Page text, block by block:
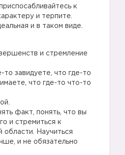
к
и терпите.
и в таком виде.
и стремление
то завидуете, что где-то
что где-то что-то
факт, понять, что вы
и стремиться к
области. Научиться
и не обязательно